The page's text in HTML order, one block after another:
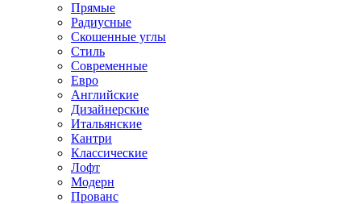
Прямые
Радиусные
Скошенные углы
Стиль
Современные
Евро
Английские
Дизайнерские
Итальянские
Кантри
Классические
Лофт
Модерн
Прованс